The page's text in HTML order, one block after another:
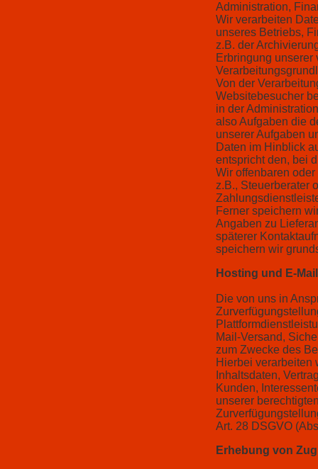
Administration,
Wir verarbeiten
unseres Betriebs,
z.B. der
Erbringung
Von der
Websitebesucher
in der
also Aufgaben die
unserer Aufgaben
Daten im Hinblick
entspricht den, bei
Wir offenbaren
z.B., Steuerberater
Ferner speichern
Angaben zu
späterer
speichern wir
Hosting und E-
Die von uns in
Mail-Versand,
zum Zwecke des
Hierbei verarbeiten
Inhaltsdaten,
Kunden,
unserer
Art. 28 DSGVO
Erhebung von